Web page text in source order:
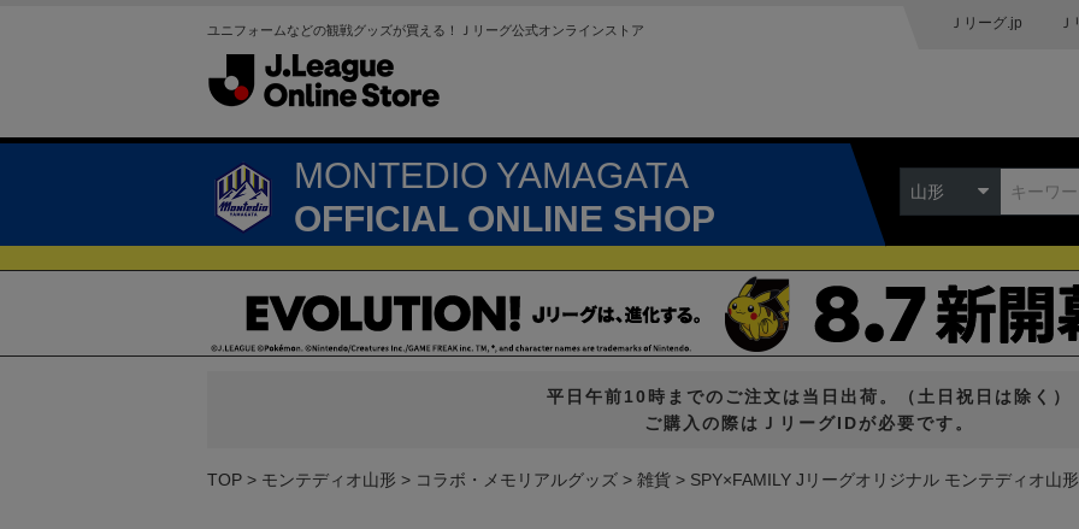
ユニフォームなどの観戦グッズが買える！Ｊリーグ公式オンラインストア Ｊリーグ.jp
MONTEDIO YAMAGATA
OFFICIAL ONLINE SHOP
山形
平日午前10時までのご注文は当日出荷。（土日祝日は除く）
ご購入の際はＪリーグIDが必要です。
TOP モンテディオ山形 コラボ・メモリアルグッズ 雑貨 SPY×FAMILY Jリーグオリジナル モンテディオ山